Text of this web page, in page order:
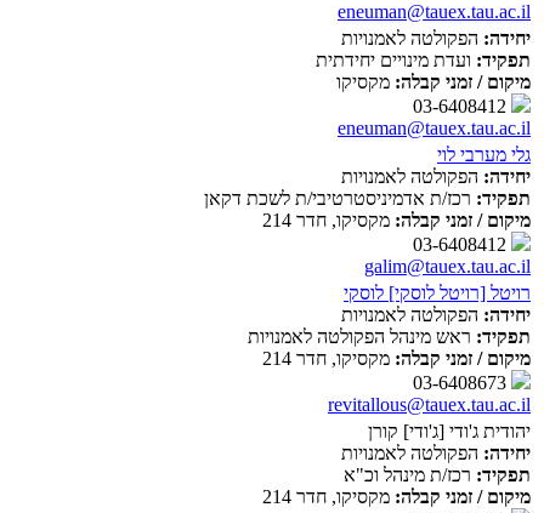
eneuman@tauex.tau.ac.il
יחידה: הפקולטה לאמנויות
תפקיד: ועדת מינויים יחידתית
מיקום / זמני קבלה: מקסיקו
eneuman@tauex.tau.ac.il
גלי מערבי לוי
יחידה: הפקולטה לאמנויות
תפקיד: רכז/ת אדמיניסטרטיבי/ת לשכת דקאן
מיקום / זמני קבלה: מקסיקו, חדר 214
galim@tauex.tau.ac.il
רויטל [רויטל לוסקי] לוסקי
יחידה: הפקולטה לאמנויות
תפקיד: ראש מינהל הפקולטה לאמנויות
מיקום / זמני קבלה: מקסיקו, חדר 214
revitallous@tauex.tau.ac.il
יהודית ג'ודי [ג'ודי] קורן
יחידה: הפקולטה לאמנויות
תפקיד: רכז/ת מינהל וכ"א
מיקום / זמני קבלה: מקסיקו, חדר 214